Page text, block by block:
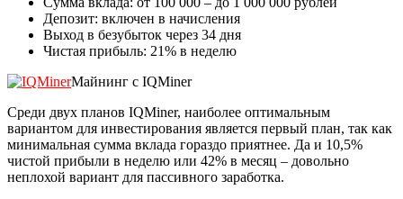
Депозит: включен в начисления
Выход в безубыток через 34 дня
Чистая прибыль: 21% в неделю
Майнинг с IQMiner
Среди двух планов IQMiner, наиболее оптимальным
вариантом для инвестирования является первый план, так как
минимальная сумма вклада гораздо приятнее. Да и 10,5%
чистой прибыли в неделю или 42% в месяц – довольно
неплохой вариант для пассивного заработка.